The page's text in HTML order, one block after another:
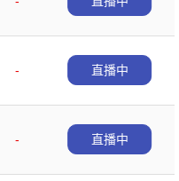
-
直播中
-
直播中